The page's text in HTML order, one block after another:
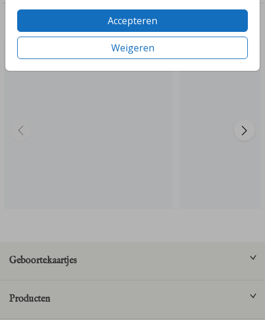
Accepteren
Weigeren
Deze ontwerpen vind je misschien ook leuk
Geboortekaartjes
Producten